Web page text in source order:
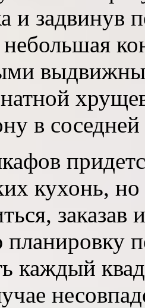
и задвинув
в
кухонь,
заказав
планировку
каждый